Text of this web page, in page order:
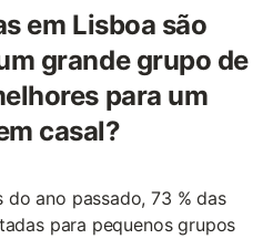
em Lisboa são
grande grupo de
para um
casal?
ano passado, 73 % das
para pequenos grupos